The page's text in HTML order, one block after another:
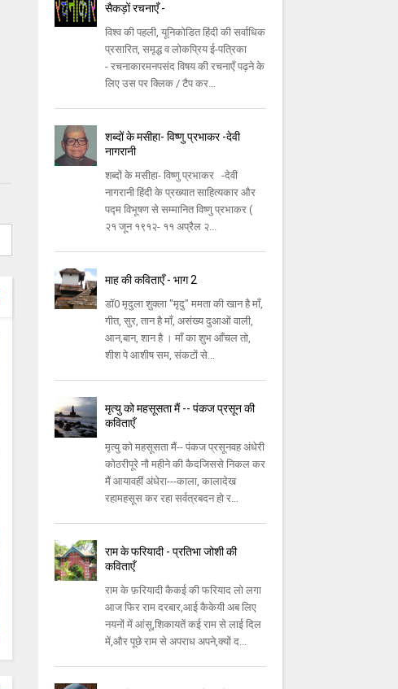
सैकड़ों रचनाएँ -
विश्व की पहली, यूनिकोडित हिंदी की सर्वाधिक
प्रसारित, समृद्ध व लोकप्रिय ई-पत्रिका
- रचनाकारमनपसंद विषय की रचनाएँ पढ़ने के
लिए उस पर क्लिक / टैप कर...
शब्दों के मसीहा- विष्णु प्रभाकर -देवी
नागरानी
शब्दों के मसीहा- विष्णु प्रभाकर -देवी
नागरानी हिंदी के प्रख्यात साहित्यकार और
पद्म विभूषण से सम्मानित विष्णु प्रभाकर (
२१ जून १९१२- ११ अप्रैल २...
माह की कविताएँ - भाग 2
डॉ0 मृदुला शुक्ला "मृदु" ममता की खान है माँ,
गीत, सुर, तान है माँ, असंख्य दुआओं वाली,
आन,बान, शान है । माँ का शुभ आँचल तो,
शीश पे आशीष सम, संकटों से...
मृत्यु को महसूसता मैं -- पंकज प्रसून की
कविताएँ
मृत्यु को महसूसता मैं-- पंकज प्रसूनवह अंधेरी
कोठरीपूरे नौ महीने की कैदजिससे निकल कर
मैं आयावहीं अंधेरा---काला, कालादेख
रहामहसूस कर रहा सर्वत्रबदन हो र...
राम के फरियादी - प्रतिभा जोशी की
कविताएँ
राम के फ़रियादी कैकई की फरियाद लो लगा
आज फिर राम दरबार,आई कैकेयी अब लिए
नयनों में आंसू,शिकायतें कई राम से लाई दिल
में,और पूछे राम से अपराध अपने,क्यों द...